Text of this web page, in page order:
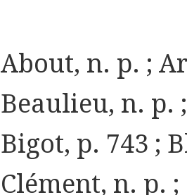
About, n. p. ;
Beaulieu, n. p.
Bigot, p. 743 ;
Clément, n. p. ;